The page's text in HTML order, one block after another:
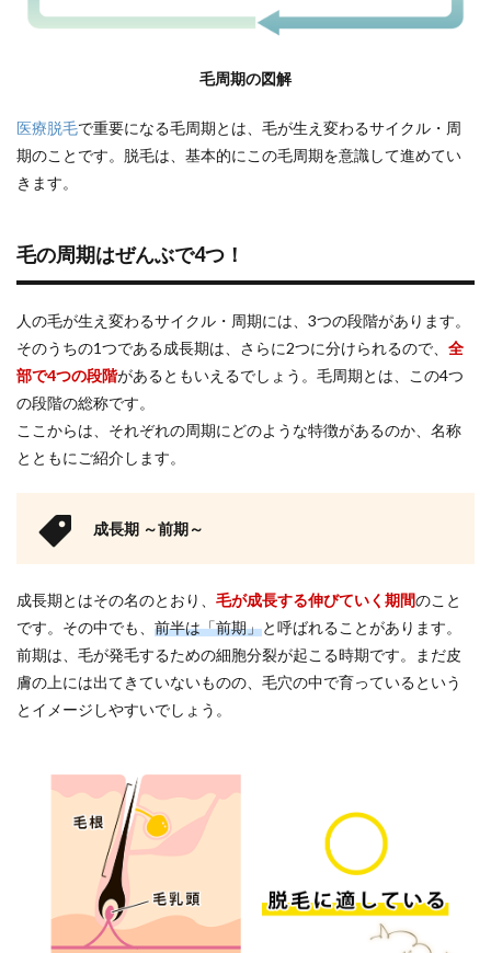
別毛
周期
確認
3
が出
やす
い周
「成
長期
後
期」
3.1
毛が
生え
期
メラ
ニン
色素
が濃
くな
る
関す
毛周
期が
毛周期の図解
医療脱毛で重要になる毛周期とは、毛が生え変わるサイクル・周
期のことです。脱毛は、基本的にこの毛周期を意識して進めてい
きます。
毛の周期はぜんぶで4つ！
人の毛が生え変わるサイクル・周期には、3つの段階があります。
そのうちの1つである成長期は、さらに2つに分けられるので、 全
部で4つの段階があるともいえるでしょう。毛周期とは、この4つ
の段階の総称です。
ここからは、それぞれの周期にどのような特徴があるのか、名称
とともにご紹介します。
成長期 ～前期～
成長期とはその名のとおり、 毛が成長する伸びていく期間のこと
です。その中でも、 前半は「前期」と呼ばれることがあります。
前期は、毛が発毛するための細胞分裂が起こる時期です。まだ皮
膚の上には出てきていないものの、毛穴の中で育っているという
とイメージしやすいでしょう。